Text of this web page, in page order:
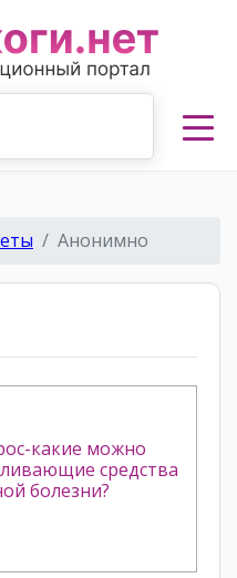
Анонимно
какие можно
средства
болезни?